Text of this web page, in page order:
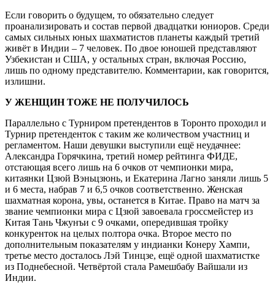
Если говорить о будущем, то обязательно следует
проанализировать и состав первой двадцатки юниоров. Среди
самых сильных юных шахматистов планеты каждый третий
живёт в Индии – 7 человек. По двое юношей представляют
Узбекистан и США, у остальных стран, включая Россию,
лишь по одному представителю. Комментарии, как говорится,
излишни.
У ЖЕНЩИН ТОЖЕ НЕ ПОЛУЧИЛОСЬ
Параллельно с Турниром претендентов в Торонто проходил и
Турнир претенденток с таким же количеством участниц и
регламентом. Наши девушки выступили ещё неудачнее:
Александра Горячкина, третий номер рейтинга ФИДЕ,
отстающая всего лишь на 6 очков от чемпионки мира,
китаянки Цзюй Вэньцзюнь, и Екатерина Лагно заняли лишь 5
и 6 места, набрав 7 и 6,5 очков соответственно. Женская
шахматная корона, увы, останется в Китае. Право на матч за
звание чемпионки мира с Цзюй завоевала гроссмейстер из
Китая Тань Чжунъи с 9 очками, опередившая тройку
конкуренток на целых полтора очка. Второе место по
дополнительным показателям у индианки Конеру Хампи,
третье место досталось Лэй Тинцзе, ещё одной шахматистке
из Поднебесной. Четвёртой стала Рамешбабу Вайшали из
Индии.